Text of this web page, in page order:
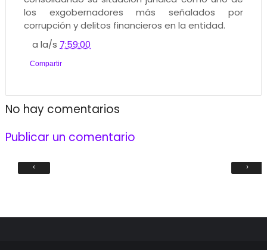
los exgobernadores más señalados por
corrupción y delitos financieros en la entidad.
a la/s 7:59:00
Compartir
No hay comentarios
Publicar un comentario
‹ ›